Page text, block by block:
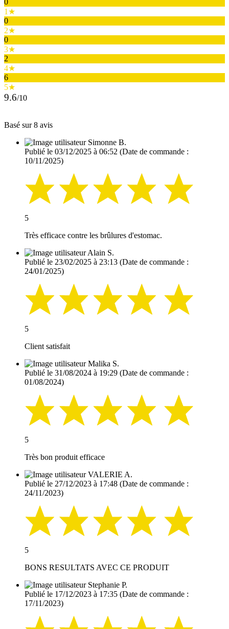
1★
0
2★
0
3★
2
4★
6
5★
9.6/10
Basé sur 8 avis
Simonne B.
Publié le 03/12/2025 à 06:52 (Date de commande :
10/11/2025)
5
Très efficace contre les brûlures d'estomac.
Alain S.
Publié le 23/02/2025 à 23:13 (Date de commande :
24/01/2025)
5
Client satisfait
Malika S.
Publié le 31/08/2024 à 19:29 (Date de commande :
01/08/2024)
5
Très bon produit efficace
VALERIE A.
Publié le 27/12/2023 à 17:48 (Date de commande :
24/11/2023)
5
BONS RESULTATS AVEC CE PRODUIT
Stephanie P.
Publié le 17/12/2023 à 17:35 (Date de commande :
17/11/2023)